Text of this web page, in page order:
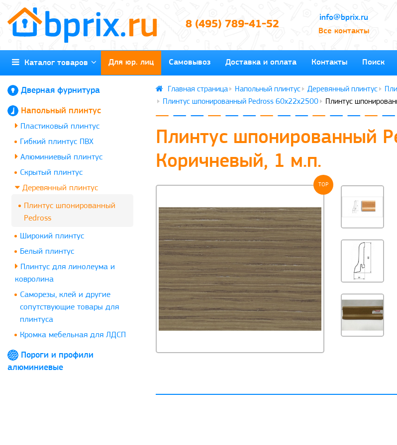
8 (495) 789-41-52
info@bprix.ru
Все контакты
Каталог товаров Для юр. лиц Самовывоз Доставка и оплата Контакты Поиск
Дверная фурнитура
Напольный плинтус
Пластиковый плинтус
Гибкий плинтус ПВХ
Алюминиевый плинтус
Скрытый плинтус
Деревянный плинтус
Плинтус шпонированный
Pedross
Широкий плинтус
Белый плинтус
Плинтус для линолеума и
ковролина
Саморезы, клей и другие
сопутствующие товары для
плинтуса
Кромка мебельная для ЛДСП
Пороги и профили
алюминиевые
Напольный плинтус Деревянный плинтус
Плинтус шпонированный Pedross 60x22x2500
Плинтус
Плинтус шпонированный
Коричневый, 1 м.п.
TOP